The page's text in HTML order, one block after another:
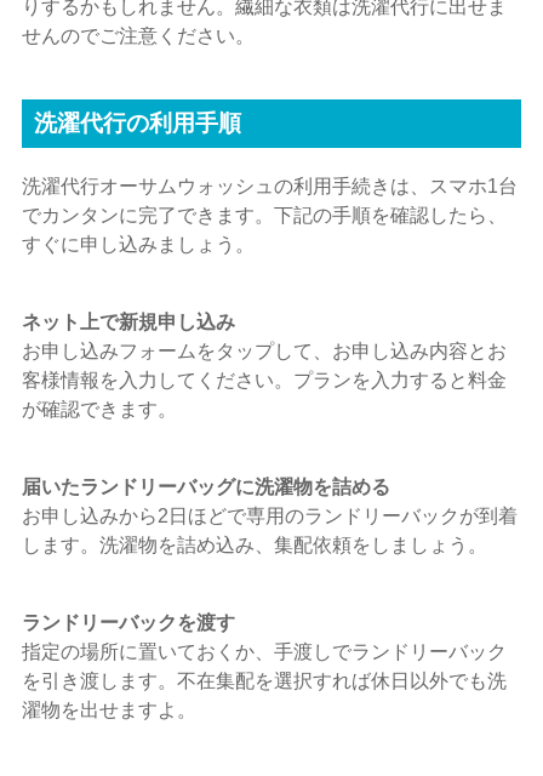
りするかもしれません。繊細な衣類は洗濯代行に出せま
せんのでご注意ください。
洗濯代行の利用手順
洗濯代行オーサムウォッシュの利用手続きは、スマホ1台
でカンタンに完了できます。下記の手順を確認したら、
すぐに申し込みましょう。
ネット上で新規申し込み
お申し込みフォームをタップして、お申し込み内容とお
客様情報を入力してください。プランを入力すると料金
が確認できます。
届いたランドリーバッグに洗濯物を詰める
お申し込みから2日ほどで専用のランドリーバックが到着
します。洗濯物を詰め込み、集配依頼をしましょう。
ランドリーバックを渡す
指定の場所に置いておくか、手渡しでランドリーバック
を引き渡します。不在集配を選択すれば休日以外でも洗
濯物を出せますよ。